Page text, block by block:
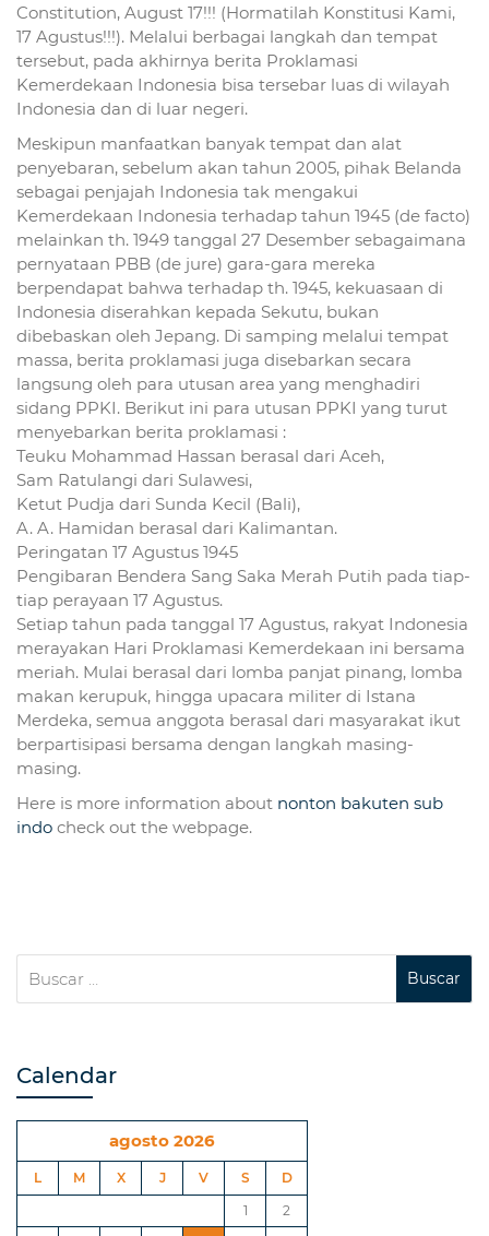
Constitution, August 17!!! (Hormatilah Konstitusi Kami,
17 Agustus!!!). Melalui berbagai langkah dan tempat
tersebut, pada akhirnya berita Proklamasi
Kemerdekaan Indonesia bisa tersebar luas di wilayah
Indonesia dan di luar negeri.
Meskipun manfaatkan banyak tempat dan alat
penyebaran, sebelum akan tahun 2005, pihak Belanda
sebagai penjajah Indonesia tak mengakui
Kemerdekaan Indonesia terhadap tahun 1945 (de facto)
melainkan th. 1949 tanggal 27 Desember sebagaimana
pernyataan PBB (de jure) gara-gara mereka
berpendapat bahwa terhadap th. 1945, kekuasaan di
Indonesia diserahkan kepada Sekutu, bukan
dibebaskan oleh Jepang. Di samping melalui tempat
massa, berita proklamasi juga disebarkan secara
langsung oleh para utusan area yang menghadiri
sidang PPKI. Berikut ini para utusan PPKI yang turut
menyebarkan berita proklamasi :
Teuku Mohammad Hassan berasal dari Aceh,
Sam Ratulangi dari Sulawesi,
Ketut Pudja dari Sunda Kecil (Bali),
A. A. Hamidan berasal dari Kalimantan.
Peringatan 17 Agustus 1945
Pengibaran Bendera Sang Saka Merah Putih pada tiap-
tiap perayaan 17 Agustus.
Setiap tahun pada tanggal 17 Agustus, rakyat Indonesia
merayakan Hari Proklamasi Kemerdekaan ini bersama
meriah. Mulai berasal dari lomba panjat pinang, lomba
makan kerupuk, hingga upacara militer di Istana
Merdeka, semua anggota berasal dari masyarakat ikut
berpartisipasi bersama dengan langkah masing-
masing.
Here is more information about nonton bakuten sub
indo check out the webpage.
Calendar
agosto 2026
L M X J V S
D
1
2